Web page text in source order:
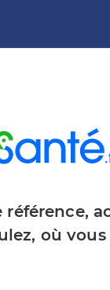
référence,
où vous